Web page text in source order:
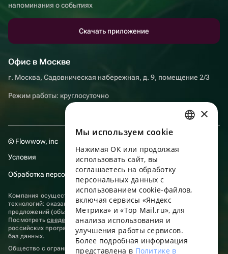
напоминания о событиях
Скачать приложение
Офис в Москве
г. Москва, Садовническая набережная, д. 9, помещение 2/3
Режим работы: круглосуточно
© Flowwow, inc
Условия
Обработка персональных данных
Компания осуществляет деятельность в области информационных
технологий: оказание услуг в сети “Интернет” по размещению
предложений (объявлений) продавцов о реализации товаров.
Посмотретьсведения о программах, включенных в реестр
российских программ для электронных вычислительных машин и
баз данных.
Общество с ограниченной ответственностью «ФЛАУВАУ»
ENGLISH
UKRAINIAN
PORTUGUESE
×
Мы используем сookie
Нажимая ОК или продолжая
использовать сайт, вы
соглашаетесь на обработку
персональных данных с
использованием cookie-файлов,
включая сервисы «Яндекс
Метрика» и «Top Mail.ru», для
анализа использования и
улучшения работы сервисов.
Более подробная информация
представлена в Политике в